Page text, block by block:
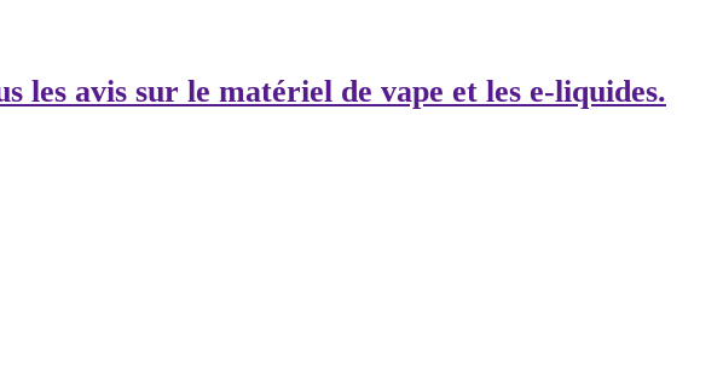
les avis sur le matériel de vape et les e-liquides.